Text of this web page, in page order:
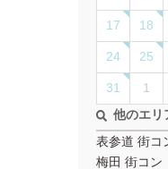
17 18
24 25
31 1
他のエリ
表参道 街コ
梅田 街コン